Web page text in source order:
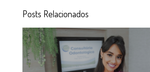
Posts Relacionados